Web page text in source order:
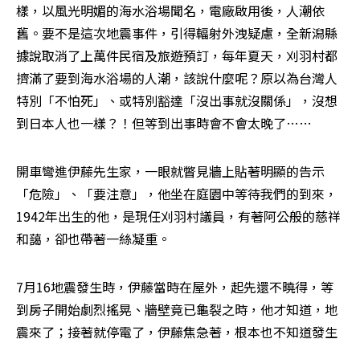
樣，以風光明媚的海水浴場聞名，電廠啟用後，人潮依
舊。要不是這次地震事件，引得輻射外洩疑慮，全新潟縣
據說取消了上萬件民宿及旅遊預訂，每年夏天，刈羽村都
擠滿了要到海水浴場的人潮，該說什麼呢？原以為台灣人
特別「不怕死」、或特別豁達「沒出事就沒關係」，沒想
到日本人也一樣？！但等到出事時會不會太晚了……
開車彎進伊藤先生家，一眼就瞥見牆上貼著明顯的告示
「危險」、「要注意」，他坐在庭園中等待我們的到來，
1942年出生的他，是現任刈羽村議員，有著阿公般的慈祥
和藹，卻也帶著一絲凝重。
7月16地震發生時，伊藤當時在屋外，起先還不曉得，等
到房子開始劇烈搖晃、牆壁竟已龜裂之時，他才知道，地
震來了；接著就停電了，伊藤焦急著，根本也不知道發生